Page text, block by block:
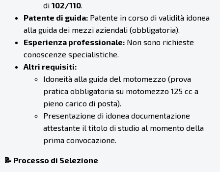
di 102/110.
Patente di guida: Patente in corso di validità idonea
alla guida dei mezzi aziendali (obbligatoria).
Esperienza professionale: Non sono richieste
conoscenze specialistiche.
Altri requisiti:
Idoneità alla guida del motomezzo (prova
pratica obbligatoria su motomezzo 125 cc a
pieno carico di posta).
Presentazione di idonea documentazione
attestante il titolo di studio al momento della
prima convocazione.
📝 Processo di Selezione